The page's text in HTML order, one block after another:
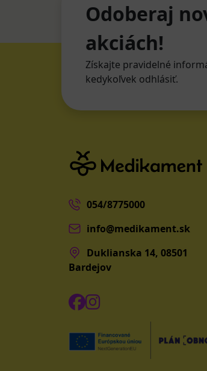
Odoberaj
akciách!
Získajte pravidelné
kedykoľvek odhlásiť.
054/8775000
info@medikament.sk
Duklianska 14, 08501
Bardejov